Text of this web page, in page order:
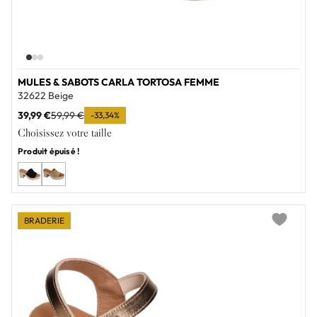
MULES & SABOTS CARLA TORTOSA FEMME
32622 Beige
39,99 €59,99 € -33,34%
Choisissez votre taille
Produit épuisé !
BRADERIE